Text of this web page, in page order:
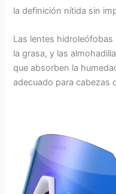
la definición nítida sin
Las lentes hidroleófobas
la grasa, y las
que absorben la
adecuado para cabezas